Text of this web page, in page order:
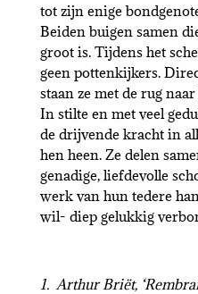
tot zijn enige
Beiden buigen samen
groot is. Tijdens het
geen pottenkijkers.
staan ze met de rug
In stilte en met veel
de drijvende kracht in
hen heen. Ze delen
genadige, liefdevolle
werk van hun tedere
wil- diep gelukkig
1. Arthur Briët,